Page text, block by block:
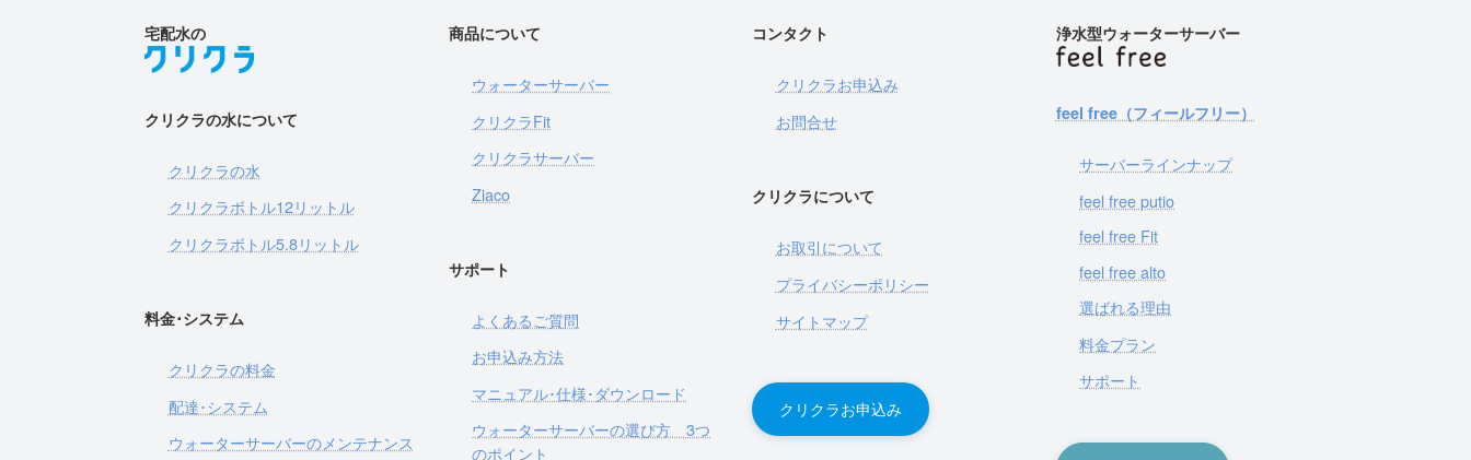
宅配水の
クリクラの水について
クリクラの水
クリクラボトル12リットル
クリクラボトル5.8リットル
料金･システム
クリクラの料金
配達･システム
ウォーターサーバーのメンテナンス
商品について
ウォーターサーバー
クリクラFit
クリクラサーバー
Ziaco
サポート
よくあるご質問
お申込み方法
マニュアル･仕様･ダウンロード
ウォーターサーバーの選び方 3つ
のポイント
コンタクト
クリクラお申込み
お問合せ
クリクラについて
お取引について
プライバシーポリシー
サイトマップ
クリクラお申込み
浄水型ウォーターサーバー
feel free（フィールフリー）
サーバーラインナップ
feel free putio
feel free Fit
feel free alto
選ばれる理由
料金プラン
サポート